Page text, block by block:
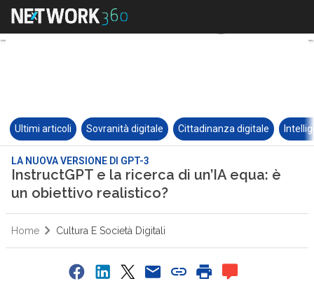
Ultimi articoli Sovranità digitale Cittadinanza digitale
LA NUOVA VERSIONE DI GPT-3
InstructGPT e la ricerca di un’IA equa: è
un obiettivo realistico?
Home Cultura E Società Digitali